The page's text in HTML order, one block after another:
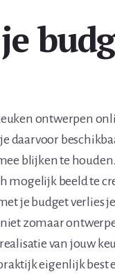
ontwerpen
daarvoor
blijken te
mogelijk beeld te
je budget verlies
zomaar
van jouw
eigenlijk best